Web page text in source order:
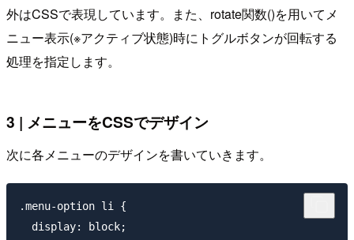
外はCSSで表現しています。また、 rotate関数()を用いてメ
ニュー表示(※アクティブ状態)時にトグルボタンが回転する
処理を指定します。
3 | メニューをCSSでデザイン
次に各メニューのデザインを書いていきます。
.menu-option li {
  display: block;